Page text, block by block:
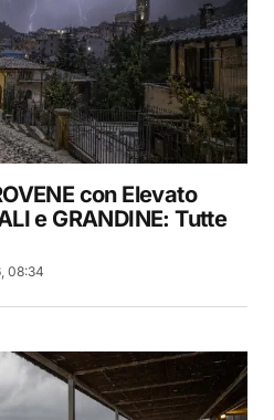
con Elevato
e GRANDINE: Tutte
08:34